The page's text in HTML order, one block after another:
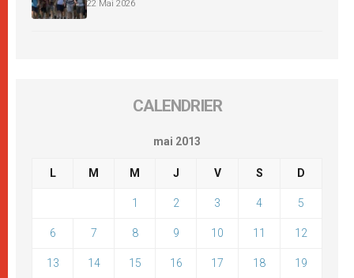
22 Mai 2026
CALENDRIER
mai 2013
L M M J V S D
1 2 3 4 5
6 7 8 9 10 11 12
13 14 15 16 17 18 19